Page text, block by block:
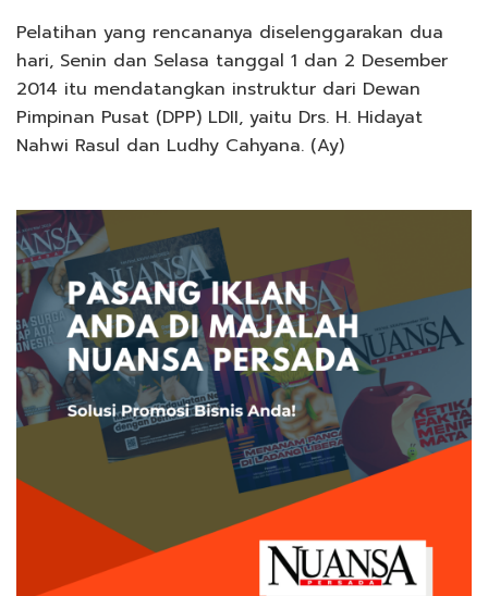
Pelatihan yang rencananya diselenggarakan dua
hari, Senin dan Selasa tanggal 1 dan 2 Desember
2014 itu mendatangkan instruktur dari Dewan
Pimpinan Pusat (DPP) LDII, yaitu Drs. H. Hidayat
Nahwi Rasul dan Ludhy Cahyana. (Ay)